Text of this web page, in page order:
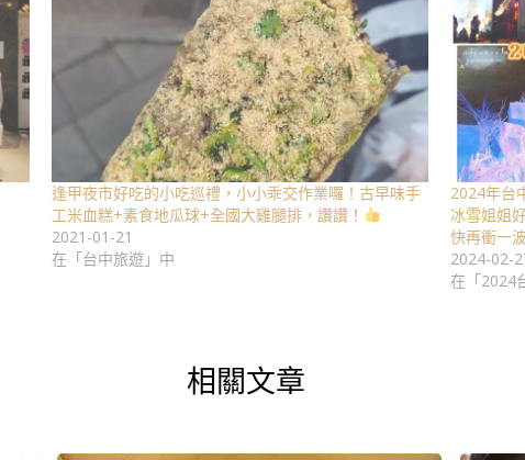
逢甲夜市好吃的小吃巡禮，小小乖交作業囉！古早味手
工米血糕+素食地瓜球+全國大雞腿排，讚讚！
2021-01-21
在「台中旅遊」中
2024年台
冰雪姐姐
快再衝一
2024-02-
在「2024
相關文章